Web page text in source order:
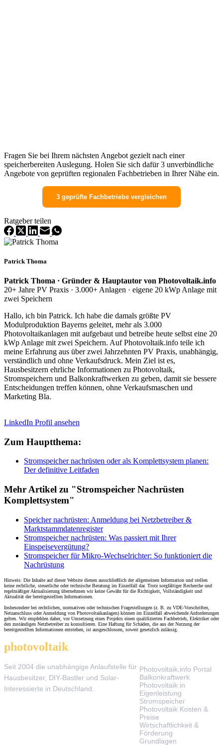
Fragen Sie bei Ihrem nächsten Angebot gezielt nach einer
speicherbereiten Auslegung. Holen Sie sich dafür 3 unverbindliche
Angebote von geprüften regionalen Fachbetrieben in Ihrer Nähe ein.
3 geprüfte Fachbetriebe vergleichen
Ratgeber teilen
Patrick Thoma
Patrick Thoma · Gründer & Hauptautor von Photovoltaik.info
20+ Jahre PV Praxis · 3.000+ Anlagen · eigene 20 kWp Anlage mit
zwei Speichern
Hallo, ich bin Patrick. Ich habe die damals größte PV
Modulproduktion Bayerns geleitet, mehr als 3.000
Photovoltaikanlagen mit aufgebaut und betreibe heute selbst eine 20
kWp Anlage mit zwei Speichern. Auf Photovoltaik.info teile ich
meine Erfahrung aus über zwei Jahrzehnten PV Praxis, unabhängig,
verständlich und ohne Verkaufsdruck. Mein Ziel ist es,
Hausbesitzern ehrliche Informationen zu Photovoltaik,
Stromspeichern und Balkonkraftwerken zu geben, damit sie bessere
Entscheidungen treffen können, ohne Verkaufsmaschen und
Marketing Bla.
LinkedIn Profil ansehen
Zum Hauptthema:
Stromspeicher nachrüsten oder als Komplettsystem planen:
Der definitive Leitfaden
Mehr Artikel zu "Stromspeicher Nachrüsten
Komplettsystem"
Speicher nachrüsten: Anmeldung bei Netzbetreiber &
Marktstammdatenregister
Stromspeicher nachrüsten: Was passiert mit Ihrer
Einspeisevergütung?
Stromspeicher für Mikro-Wechselrichter: So funktioniert die
Nachrüstung
Hinweis: Die Inhalte auf dieser Website dienen ausschließlich der allgemeinen Information und stellen
keine rechtliche, steuerliche oder technische Beratung im Einzelfall dar. Trotz sorgfältiger Recherche und
regelmäßiger Aktualisierung übernehmen wir keine Gewähr für die Richtigkeit, Vollständigkeit und
Aktualität der bereitgestellten Informationen.
Insbesondere bei rechtlichen, normativen oder technischen Fragestellungen (z. B. zu VDE-Vorschriften,
Netzanschluss oder Anmeldung von Photovoltaikanlagen) können im Einzelfall abweichende Anforderungen
gelten. Wir empfehlen daher, vor Umsetzung eines Projekts einen qualifizierten Fachbetrieb, Elektriker oder
den zuständigen Netzbetreiber zu konsultieren. Eine Haftung für Schäden, die aus der Nutzung der
bereitgestellten Informationen entstehen, ist ausgeschlossen, soweit gesetzlich zulässig.
photovoltaik
Seit 2004 die unabhängige Anlaufstelle für
Hausbesitzer, DIY-Bastler und Solar-
Interessierte in Deutschland.
Photovoltaik.info Portal
Balkonkraftwerk
Photovoltaik in
Eigenleistung
Stromspeicher
Photovoltaik Kosten &
Preise
Wirtschaftlichkeit &
Förderung
Grundlagen